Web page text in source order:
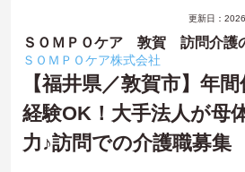
更新日：
ＳＯＭＰＯケア 敦賀 訪問介護
ＳＯＭＰＯケア株式会社
【福井県／敦賀市】年
経験OK！大手法人が母
力♪訪問での介護職募集